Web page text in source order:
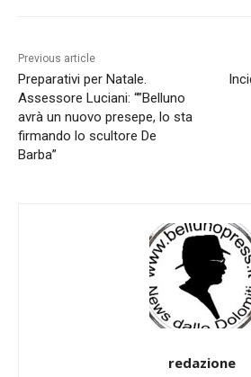
Previous article
Preparativi per Natale.
Assessore Luciani: “”Belluno
avrà un nuovo presepe, lo sta
firmando lo scultore De
Barba”
redazione